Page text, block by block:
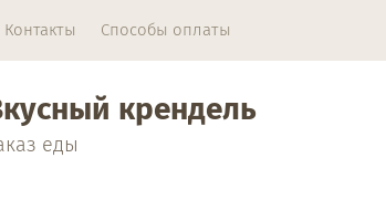
Контакты Способы оплаты
крендель
еды